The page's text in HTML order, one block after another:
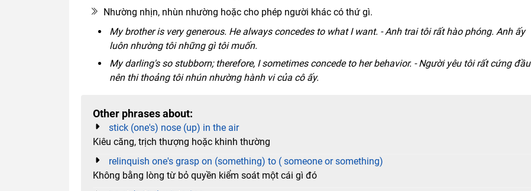
Nhường nhịn, nhùn nhường hoặc cho phép người khác có thứ gì.
My brother is very generous. He always concedes to what I want. - Anh trai tôi rất hào phóng. Anh ấy
luôn nhường tôi những gì tôi muốn.
My darling's so stubborn; therefore, I sometimes concede to her behavior. - Người yêu tôi rất cứng đầu
nên thi thoảng tôi nhún nhường hành vi của cô ấy.
Other phrases about:
stick (one's) nose (up) in the air
Kiêu căng, trịch thượng hoặc khinh thường
relinquish one's grasp on (something) to ( someone or something)
Không bằng lòng từ bỏ quyền kiểm soát một cái gì đó